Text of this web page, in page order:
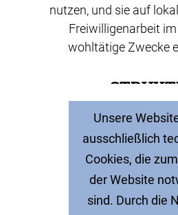
nutzen, und sie auf
Freiwilligenarbeit
wohltätige Zwecke
Die 501st Legion ist
Untereinheiten
Mitgliederzahl gibt es
dem die Legion
Outpost oder eine
Unsere
ausschließlich
Cookies, die
der Website
sind. Durch die